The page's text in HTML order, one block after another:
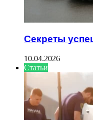
Секреты
10.04.2026
Статьи